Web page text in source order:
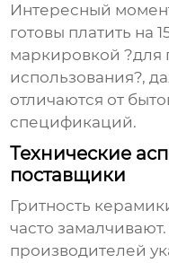
Интересный
готовы платить на
маркировкой ?для
использования?,
отличаются от
спецификаций.
Технические
поставщики
Гритность
часто
производителей